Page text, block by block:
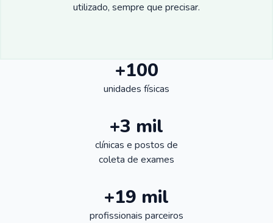
utilizado, sempre que precisar.
+100
unidades físicas
+3 mil
clínicas e postos de
coleta de exames
+19 mil
profissionais parceiros